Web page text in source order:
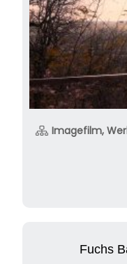
Imagefilm,
Fuchs